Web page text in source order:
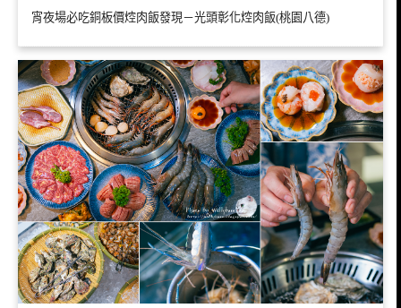
宵夜場必吃銅板價焢肉飯發現－光頭彰化焢肉飯(桃園八德)